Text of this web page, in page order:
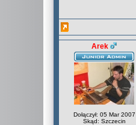
Arek
Dołączył: 05 Mar 2007
Skąd: Szczecin